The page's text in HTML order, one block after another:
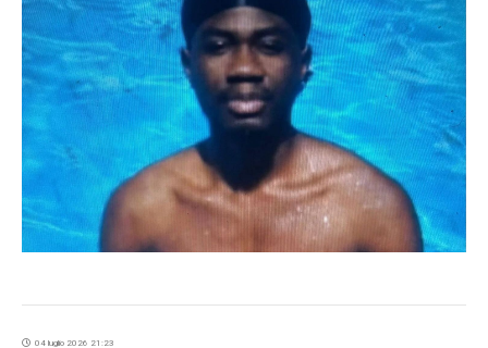
04 luglio 2026 21:23